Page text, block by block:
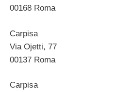
00168 Roma
Carpisa
Via Ojetti, 77
00137 Roma
Carpisa